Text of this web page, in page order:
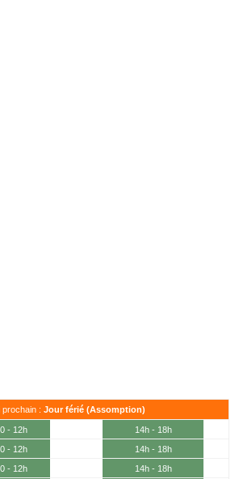
prochain : Jour férié (Assomption)
- 12h
14h - 18h
- 12h
14h - 18h
- 12h
14h - 18h